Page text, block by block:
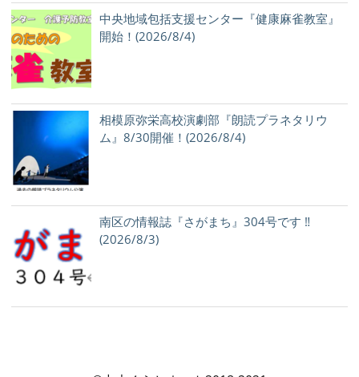
中央地域包括支援センター『健康麻雀教室』
開始！(2026/8/4)
相模原弥栄高校演劇部『朗読プラネタリウ
ム』8/30開催！(2026/8/4)
南区の情報誌『さがまち』304号です ‼
(2026/8/3)